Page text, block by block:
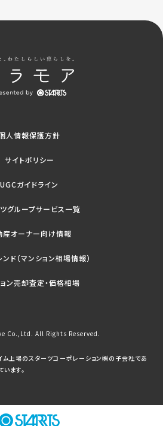
人情報保護方針
サイトポリシー
UGCガイドライン
グループサービス一覧
産オーナー向け情報
ド（マンション相場情報）
ン売却査定・価格相場
Co.,Ltd. All Rights Reserved.
ム上場のスターツコーポレーション㈱の子会社であ
ます。